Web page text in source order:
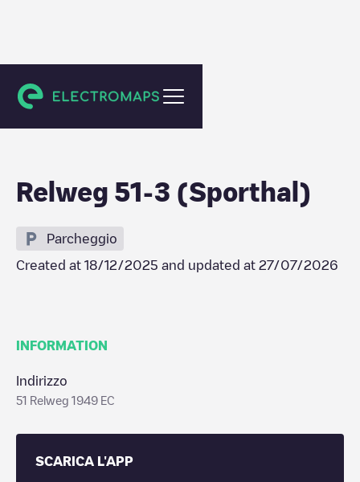
Wijk aan Zee
Relweg 51-3 (Sporthal)
Parcheggio
Created at 18/12/2025 and updated at 27/07/2026
INFORMATION
Indirizzo
51 Relweg 1949 EC
SCARICA L'APP